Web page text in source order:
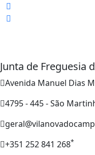
Junta de Freguesia
Avenida Manuel Dias
4795 - 445 - São
+351 252 841 268*